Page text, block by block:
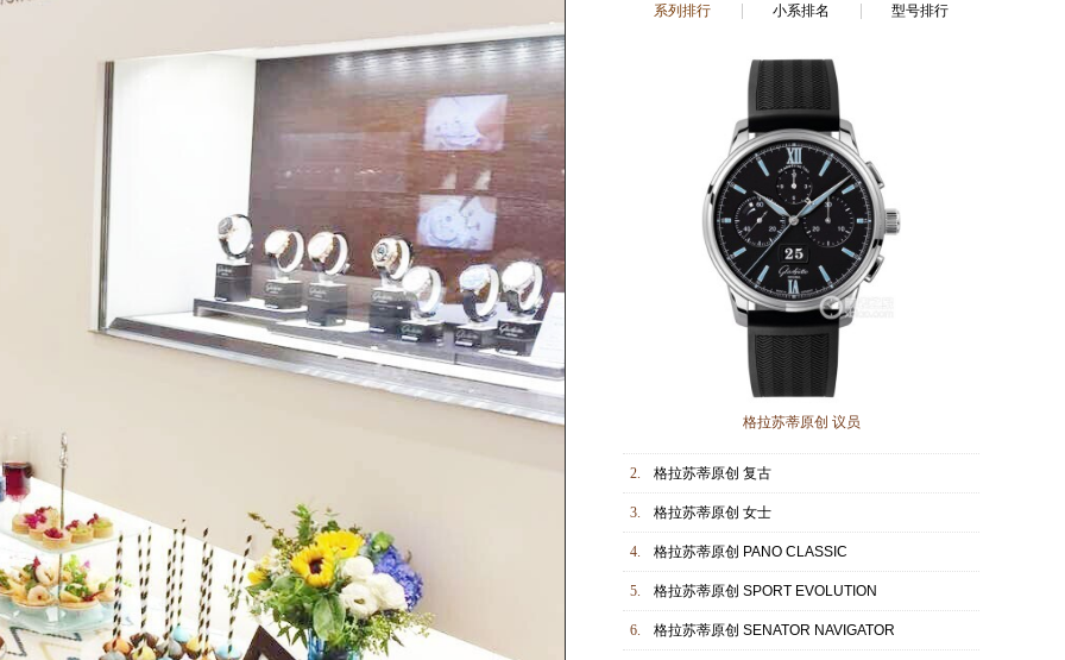
系列排行 小系排名 型号排行
格拉苏蒂原创 议员
2. 格拉苏蒂原创 复古
3. 格拉苏蒂原创 女士
4. 格拉苏蒂原创 PANO CLASSIC
5. 格拉苏蒂原创 SPORT EVOLUTION
6. 格拉苏蒂原创 SENATOR NAVIGATOR